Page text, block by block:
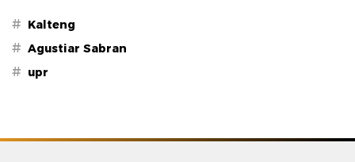
# Kalteng
# Agustiar Sabran
# upr